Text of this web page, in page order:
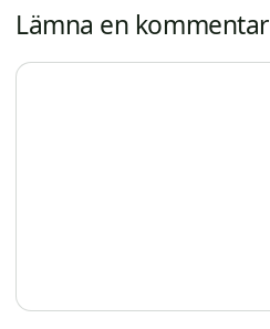
Lämna en kommentar
Kommentar